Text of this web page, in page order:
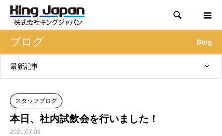

ブログ Blog
最新記事
スタッフブログ
本日、社内試飲会を行いました！
2021.07.09